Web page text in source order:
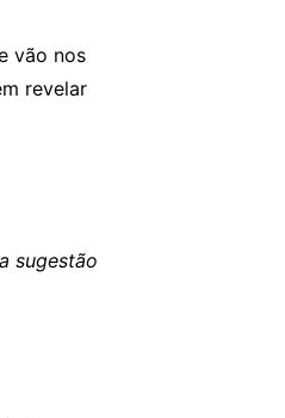
vão nos
revelar
sugestão